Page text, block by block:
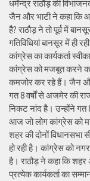
धर्मेन्द्र राठौड़ की
जैन और भाटी ने कहा कि
हैै? राठौड़ ने तो पूर्व में
गतिविधियां बानसूर में ही
कांग्रेस का कार्यकर्ता
कांग्रेस को मजबूत करने
कमजोर कर रहे हैं। जैन और
गत 8 वर्षों से अजमेर की
निकट नांद है। उन्होंने गत
आज जो लोग कांग्रेस को
शहर की दोनों विधानसभा
हो रही है। कांग्रेस को
है। राठौड़ ने कहा कि
प्रत्येक कार्यकर्ता का